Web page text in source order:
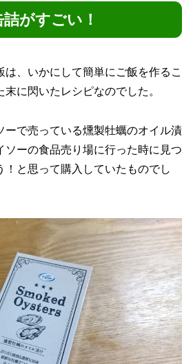
がすごい！
は、いかにして簡単にご飯を作るこ
に閃いたレシピなのでした。
ーで売っている燻製牡蠣のオイル漬
ソーの食品売り場に行った時に見つ
！と思って購入していたものでし